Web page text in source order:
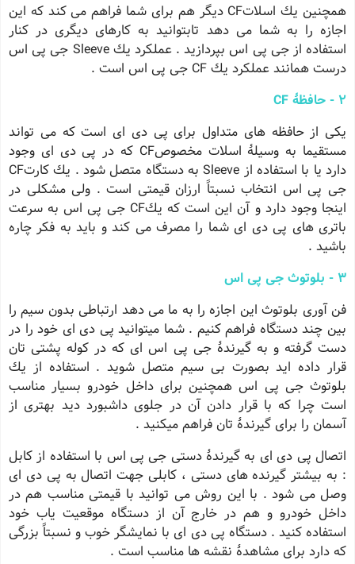
همچنین یك اسلاتCF دیگر هم برای شما فراهم می كند كه این
اجازه را به شما می دهد تابتوانید به كارهای دیگری در كنار
استفاده از جی پی اس بپردازید . عملكرد یك Sleeve جی پی اس
درست همانند عملكرد یك CF جی پی اس است .
2 - حافظهٔ CF
یكی از حافظه های متداول برای پی دی ای است كه می تواند
مستقیما به وسیلهٔ اسلات مخصوصCF كه در پی دی ای وجود
دارد یا با استفاده از Sleeve به دستگاه متصل شود . یك كارتCF
جی پی اس انتخاب نسبتاً ارزان قیمتی است . ولی مشكلی در
اینجا وجود دارد و آن این است كه یكCF جی پی اس به سرعت
باتری های پی دی ای شما را مصرف می كند و باید به فكر چاره
باشید .
3 - بلوتوث جی پی اس
فن آوری بلوتوث این اجازه را به ما می دهد ارتباطی بدون سیم را
بین چند دستگاه فراهم كنیم . شما میتوانید پی دی ای خود را در
دست گرفته و به گیرندهٔ جی پی اس ای كه در كوله پشتی تان
قرار داده اید بصورت بی سیم متصل شوید . استفاده از یك
بلوتوث جی پی اس همچنین برای داخل خودرو بسیار مناسب
است چرا كه با قرار دادن آن در جلوی داشبورد دید بهتری از
آسمان را برای گیرندهٔ تان فراهم میكنید .
اتصال پی دی ای به گیرندهٔ دستی جی پی اس با استفاده از كابل
: به بیشتر گیرنده های دستی ، كابلی جهت اتصال به پی دی ای
وصل می شود . با این روش می توانید با قیمتی مناسب هم در
داخل خودرو و هم در خارج آن از دستگاه موقعیت یاب خود
استفاده كنید . دستگاه پی دی ای با نمایشگر خوب و نسبتاً بزرگی
كه دارد برای مشاهدهٔ نقشه ها مناسب است .